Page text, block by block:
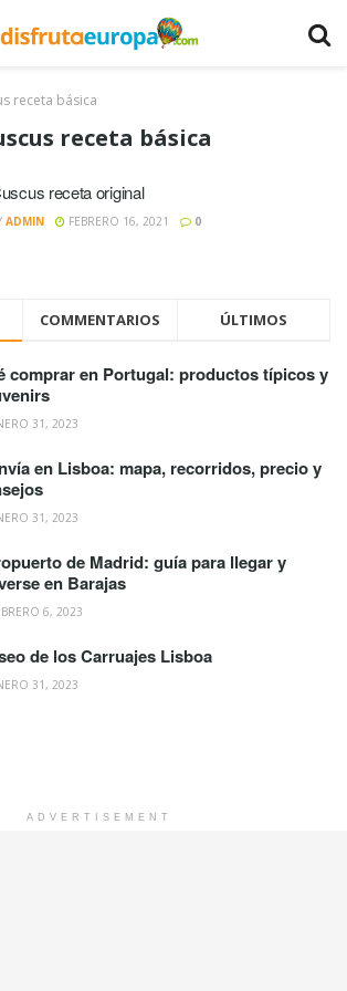
receta básica
receta básica
receta original
ADMIN FEBRERO 16, 2021 0
COMMENTARIOS ÚLTIMOS
comprar en Portugal: productos típicos y
31, 2023
en Lisboa: mapa, recorridos, precio y
31, 2023
de Madrid: guía para llegar y
en Barajas
6, 2023
de los Carruajes Lisboa
31, 2023
ADVERTISEMENT